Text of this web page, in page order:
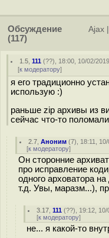
Обсуждение
(117)
Ajax
1.5 ,111 (??), 18:00, 10/02/
[к модератору]
я его традиционно
использую :)
раньше zip архивы из
сейчас что-то
2.7 ,Аноним (7), 18:11,
[к модератору]
Он сторонние
про исправление
одного арховатора
т.д. Увы, маразм...),
3.17 ,111 (??), 19:12, 10/
[к модератору]
не... я какой-то